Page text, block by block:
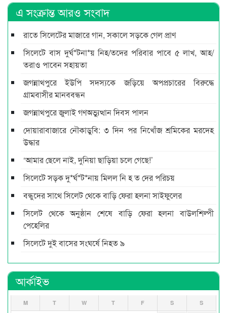
এ সংক্রান্ত আরও সংবাদ
রাতে সিলেটের মাজারে গান, সকালে সড়কে গেল প্রাণ
সিলেটে বাস দুর্ঘ*টনা*য় নিহ/তদের পরিবার পাবে ৫ লাখ, আহ/
তরাও পাবেন সহায়তা
জগন্নাথপুরে ইউপি সদস্যকে জড়িয়ে অপপ্রচারের বিরুদ্ধে
গ্রামবাসীর মানববন্ধন
জগন্নাথপুরে জুলাই গণঅভ্যুত্থান দিবস পালন
দোয়ারাবাজারে নৌকাডুবি: ৩ দিন পর নিখোঁজ শ্রমিকের মরদেহ
উদ্ধার
‘আমার ছেলে নাই, দুনিয়া ছাড়িয়া চলে গেছে!’
সিলেটে সড়ক দু*র্ঘ*ট*নায় মিলল নি হ ত দের পরিচয়
বন্ধুদের সাথে সিলেট থেকে বাড়ি ফেরা হলনা সাইফুলের
সিলেট থেকে অনুষ্ঠান শেষে বাড়ি ফেরা হলনা বাউলশিল্পী
পেহেলির
সিলেটে দুই বাসের সংঘর্ষে নিহত ৯
আর্কাইভ
M T W T F S S